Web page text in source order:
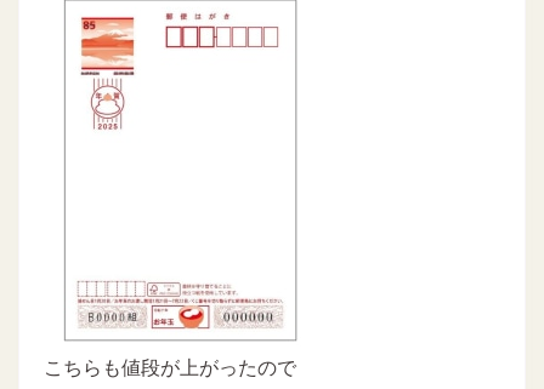
こちらも値段が上がったので